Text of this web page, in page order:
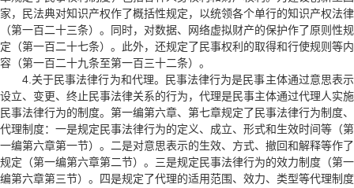
家，民法典对知识产权作了概括性规定，以统领各个单行的知识产权法律
（第一百二十三条）。同时，对数据、网络虚拟财产的保护作了原则性规
定（第一百二十七条）。此外，还规定了民事权利的取得和行使规则等内
容（第一百二十九条至第一百三十二条）。
4.关于民事法律行为和代理。民事法律行为是民事主体通过意思表示
设立、变更、终止民事法律关系的行为，代理是民事主体通过代理人实施
民事法律行为的制度。第一编第六章、第七章规定了民事法律行为制度、
代理制度：一是规定民事法律行为的定义、成立、形式和生效时间等（第
一编第六章第一节）。二是对意思表示的生效、方式、撤回和解释等作了
规定（第一编第六章第二节）。三是规定民事法律行为的效力制度（第一
编第六章第三节）。四是规定了代理的适用范围、效力、类型等代理制度